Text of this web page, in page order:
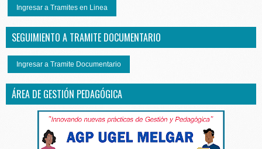
Ingresar a Tramites en Linea
SEGUIMIENTO A TRAMITE DOCUMENTARIO
Ingresar a Tramite Documentario
ÁREA DE GESTIÓN PEDAGÓGICA